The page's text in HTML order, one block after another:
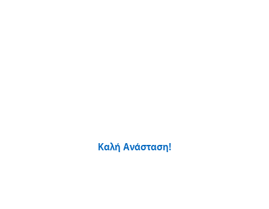
Καλή Ανάσταση!